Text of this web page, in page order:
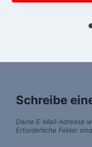
Schreibe
Deine E-Mail-Adresse
Erforderliche Felder